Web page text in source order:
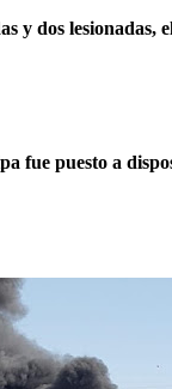
y dos lesionadas,
fue puesto a